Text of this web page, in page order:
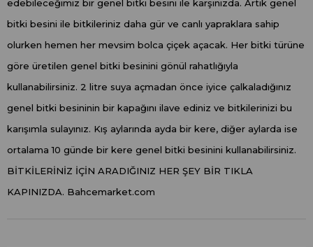
edebileceğimiz bir genel bitki besini ile karşınızda. Artık genel
bitki besini ile bitkileriniz daha gür ve canlı yapraklara sahip
olurken hemen her mevsim bolca çiçek açacak. Her bitki türüne
göre üretilen genel bitki besinini gönül rahatlığıyla
kullanabilirsiniz. 2 litre suya açmadan önce iyice çalkaladığınız
genel bitki besininin bir kapağını ilave ediniz ve bitkilerinizi bu
karışımla sulayınız. Kış aylarında ayda bir kere, diğer aylarda ise
ortalama 10 günde bir kere genel bitki besinini kullanabilirsiniz.
BİTKİLERİNİZ İÇİN ARADIĞINIZ HER ŞEY BİR TIKLA
KAPINIZDA. Bahcemarket.com